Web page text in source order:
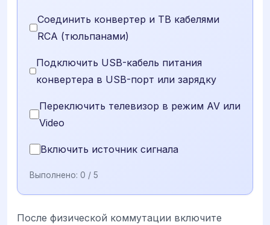
Соединить конвертер и ТВ кабелями
RCA (тюльпанами)
Подключить USB-кабель питания
конвертера в USB-порт или зарядку
Переключить телевизор в режим AV или
Video
Включить источник сигнала
Выполнено: 0 / 5
После физической коммутации включите